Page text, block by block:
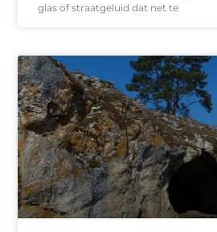
glas of straatgeluid dat net te